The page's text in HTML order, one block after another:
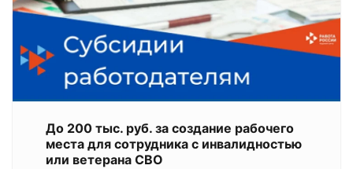
До 200 тыс. руб. за создание рабочего
места для сотрудника с инвалидностью
или ветерана СВО